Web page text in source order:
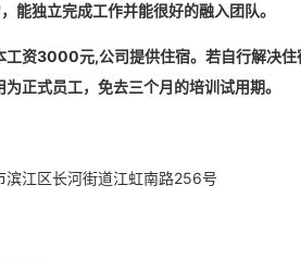
能独立完成工作并能很好的融入团队。
工资3000元,公司提供住宿。若自行解决
正式员工，免去三个月的培训试用期。
滨江区长河街道江虹南路256号